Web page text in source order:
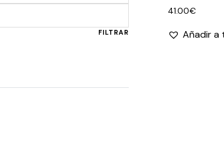
mínimo
máximo
FILTRAR
41.00€
Añadir a